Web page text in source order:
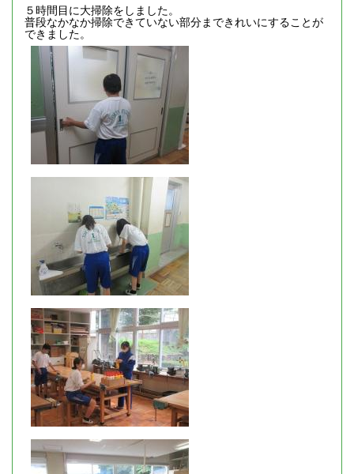
５時間目に大掃除をしました。
普段なかなか掃除できていない部分まできれいにすることが
できました。